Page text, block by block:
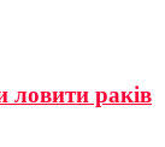
ловити раків